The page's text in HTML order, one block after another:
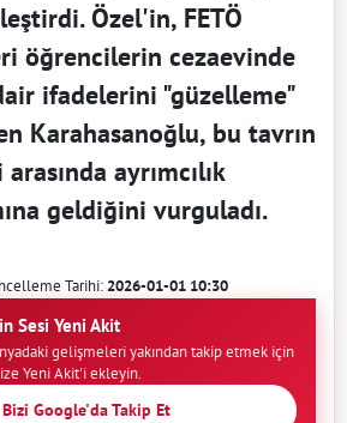
Özel'in, FETÖ
öğrencilerin cezaevinde
ifadelerini "güzelleme"
Karahasanoğlu, bu tavrın
ayrımcılık
geldiğini vurguladı.
Tarihi:2026-01-01 10:30
Sesi Yeni Akit
gelişmeleri yakından takip etmek için
Yeni Akit'i ekleyin.
Bizi Google'da Takip Et